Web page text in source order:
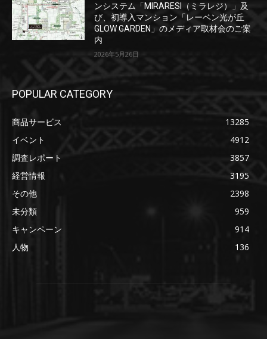
ンシステム「MIRARESI（ミラレジ）」及
び、初導入マンション「レーベン光が丘
GLOW GARDEN」のメディア取材会のご案
内
2026年5月26日
POPULAR CATEGORY
商品サービス
13285
イベント
4912
調査レポート
3857
経営情報
3195
その他
2398
未分類
959
キャンペーン
914
人物
136